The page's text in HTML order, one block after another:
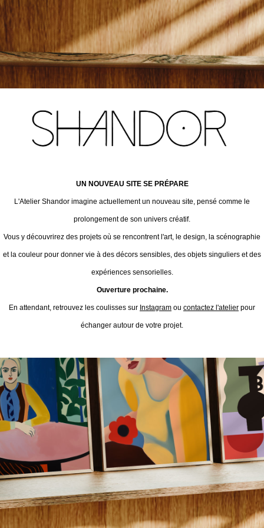
UN NOUVEAU SITE SE PRÉPARE
L'Atelier Shandor imagine actuellement un nouveau site, pensé comme le
prolongement de son univers créatif.
Vous y découvrirez des projets où se rencontrent l'art, le design, la scénographie
et la couleur pour donner vie à des décors sensibles, des objets singuliers et des
expériences sensorielles.
Ouverture prochaine.
En attendant, retrouvez les coulisses sur Instagram ou contactez l'atelier pour
échanger autour de votre projet.